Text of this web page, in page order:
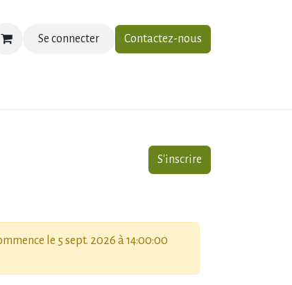
Se connecter Contactez-nous
S'inscrire
le 5 sept. 2026 à 14:00:00